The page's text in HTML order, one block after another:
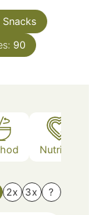
Snacks
90
Nutrition
2x 3x ?